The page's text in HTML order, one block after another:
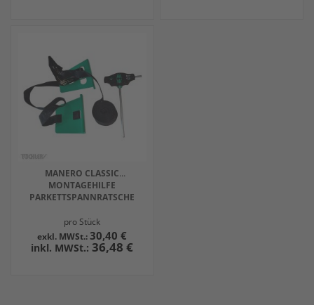
MANERO CLASSIC
MONTAGEHILFE
PARKETTSPANNRATSCHE
pro Stück
36,48 €
30,40 €